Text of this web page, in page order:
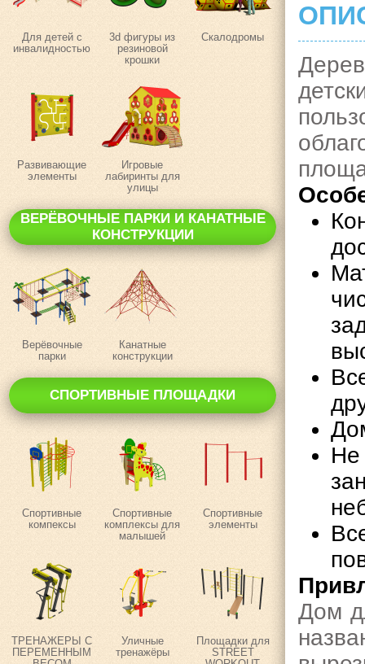
Для детей с
инвалидностью
3d фигуры из
резиновой
крошки
Скалодромы
Развивающие
элементы
Игровые
лабиринты для
улицы
ВЕРЁВОЧНЫЕ ПАРКИ И КАНАТНЫЕ
КОНСТРУКЦИИ
Верёвочные
парки
Канатные
конструкции
СПОРТИВНЫЕ ПЛОЩАДКИ
Спортивные
компексы
Спортивные
комплексы для
малышей
Спортивные
элементы
ТРЕНАЖЕРЫ С
ПЕРЕМЕННЫМ
Уличные
тренажёры
Площадки для
STREET
Не
Дом